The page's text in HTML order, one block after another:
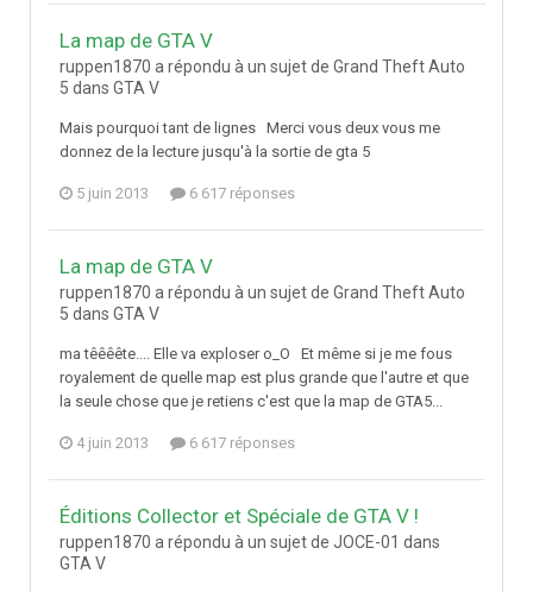
La map de GTA V
ruppen1870 a répondu à un sujet de Grand Theft Auto
5 dans GTA V
Mais pourquoi tant de lignes Merci vous deux vous me
donnez de la lecture jusqu'à la sortie de gta 5
5 juin 2013 6 617 réponses
La map de GTA V
ruppen1870 a répondu à un sujet de Grand Theft Auto
5 dans GTA V
ma têêêête.... Elle va exploser o_O Et même si je me fous
royalement de quelle map est plus grande que l'autre et que
la seule chose que je retiens c'est que la map de GTA5...
4 juin 2013 6 617 réponses
Éditions Collector et Spéciale de GTA V !
ruppen1870 a répondu à un sujet de JOCE-01 dans
GTA V